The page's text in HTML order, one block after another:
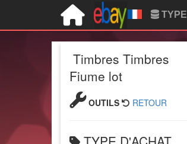
TYPE
Timbres Timbres
Fiume lot
OUTILS RETOUR